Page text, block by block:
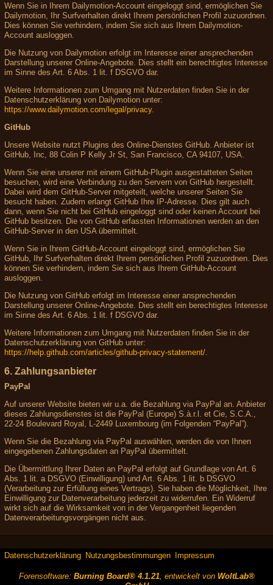
Wenn Sie in Ihrem Dailymotion-Account eingeloggt sind, ermöglichen Sie
Dailymotion, Ihr Surfverhalten direkt Ihrem persönlichen Profil zuzuordnen.
Dies können Sie verhindern, indem Sie sich aus Ihrem Dailymotion-
Account ausloggen.
Die Nutzung von Dailymotion erfolgt im Interesse einer ansprechenden
Darstellung unserer Online-Angebote. Dies stellt ein berechtigtes Interesse
im Sinne des Art. 6 Abs. 1 lit. f DSGVO dar.
Weitere Informationen zum Umgang mit Nutzerdaten finden Sie in der
Datenschutzerklärung von Dailymotion unter:
https://www.dailymotion.com/legal/privacy.
GitHub
Unsere Website nutzt Plugins des Online-Dienstes GitHub. Anbieter ist
GitHub, Inc, 88 Colin P Kelly Jr St, San Francisco, CA 94107, USA.
Wenn Sie eine unserer mit einem GitHub-Plugin ausgestatteten Seiten
besuchen, wird eine Verbindung zu den Servern von GitHub hergestellt.
Dabei wird dem GitHub-Server mitgeteilt, welche unserer Seiten Sie
besucht haben. Zudem erlangt GitHub Ihre IP-Adresse. Dies gilt auch
dann, wenn Sie nicht bei GitHub eingeloggt sind oder keinen Account bei
GitHub besitzen. Die von GitHub erfassten Informationen werden an den
GitHub-Server in den USA übermittelt.
Wenn Sie in Ihrem GitHub-Account eingeloggt sind, ermöglichen Sie
GitHub, Ihr Surfverhalten direkt Ihrem persönlichen Profil zuzuordnen. Dies
können Sie verhindern, indem Sie sich aus Ihrem GitHub-Account
ausloggen.
Die Nutzung von GitHub erfolgt im Interesse einer ansprechenden
Darstellung unserer Online-Angebote. Dies stellt ein berechtigtes Interesse
im Sinne des Art. 6 Abs. 1 lit. f DSGVO dar.
Weitere Informationen zum Umgang mit Nutzerdaten finden Sie in der
Datenschutzerklärung von GitHub unter:
https://help.github.com/articles/github-privacy-statement/
6. Zahlungsanbieter
PayPal
Auf unserer Website bieten wir u.a. die Bezahlung via PayPal an. Anbieter
dieses Zahlungsdienstes ist die PayPal (Europe) S.à.r.l. et Cie, S.C.A.,
22-24 Boulevard Royal, L-2449 Luxembourg (im Folgenden “PayPal”).
Wenn Sie die Bezahlung via PayPal auswählen, werden die von Ihnen
eingegebenen Zahlungsdaten an PayPal übermittelt.
Die Übermittlung Ihrer Daten an PayPal erfolgt auf Grundlage von Art. 6
Abs. 1 lit. a DSGVO (Einwilligung) und Art. 6 Abs. 1 lit. b DSGVO
(Verarbeitung zur Erfüllung eines Vertrags). Sie haben die Möglichkeit, Ihre
Einwilligung zur Datenverarbeitung jederzeit zu widerrufen. Ein Widerruf
wirkt sich auf die Wirksamkeit von in der Vergangenheit liegenden
Datenverarbeitungsvorgängen nicht aus.
Datenschutzerklärung Nutzungsbestimmungen Impressum
Forensoftware: Burning Board® 4.1.21, entwickelt von WoltLab®